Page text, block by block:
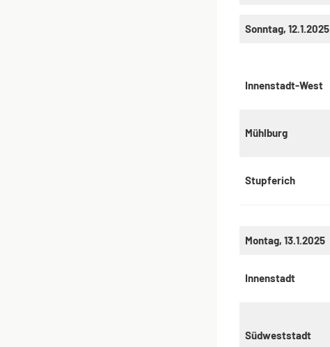
Sonntag, 12.1.2025
Innenstadt-West
Mühlburg
Stupferich
Montag, 13.1.2025
Innenstadt
Südweststadt